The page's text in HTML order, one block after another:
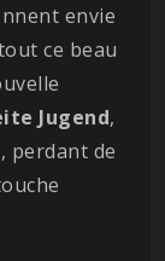
envie
ce beau
Jugend,
perdant de